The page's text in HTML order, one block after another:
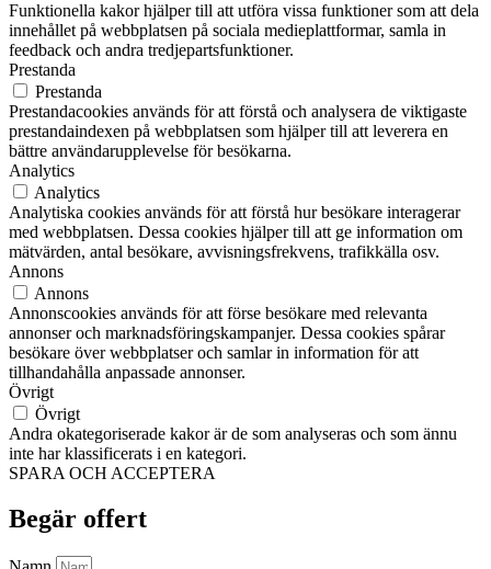
Funktionella kakor hjälper till att utföra vissa funktioner som att dela
innehållet på webbplatsen på sociala medieplattformar, samla in
feedback och andra tredjepartsfunktioner.
Prestanda
Prestanda
Prestandacookies används för att förstå och analysera de viktigaste
prestandaindexen på webbplatsen som hjälper till att leverera en
bättre användarupplevelse för besökarna.
Analytics
Analytics
Analytiska cookies används för att förstå hur besökare interagerar
med webbplatsen. Dessa cookies hjälper till att ge information om
mätvärden, antal besökare, avvisningsfrekvens, trafikkälla osv.
Annons
Annons
Annonscookies används för att förse besökare med relevanta
annonser och marknadsföringskampanjer. Dessa cookies spårar
besökare över webbplatser och samlar in information för att
tillhandahålla anpassade annonser.
Övrigt
Övrigt
Andra okategoriserade kakor är de som analyseras och som ännu
inte har klassificerats i en kategori.
SPARA OCH ACCEPTERA
Begär offert